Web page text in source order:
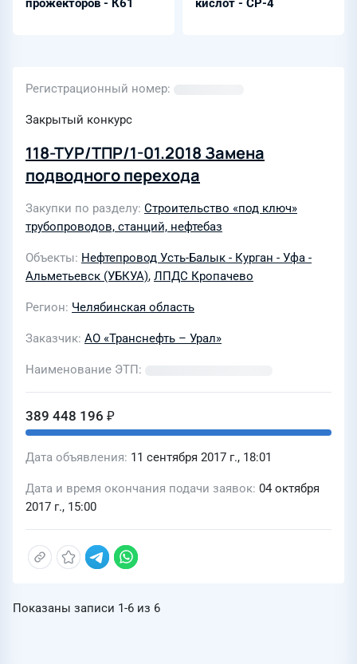
прожекторов - К61 кислот - СР-4
Регистрационный номер
Закрытый конкурс
118-ТУР/ТПР/1-01.2018 Замена
подводного перехода
Закупки по разделу Строительство «под ключ»
трубопроводов, станций, нефтебаз
Объекты Нефтепровод Усть-Балык - Курган - Уфа -
Альметьевск (УБКУА), ЛПДС Кропачево
Регион Челябинская область
Заказчик АО «Транснефть – Урал»
Наименование ЭТП
389 448 196 ₽
Дата объявления 11 сентября 2017 г., 18:01
Дата и время окончания подачи заявок 04 октября
2017 г., 15:00
Показаны записи 1-6 из 6